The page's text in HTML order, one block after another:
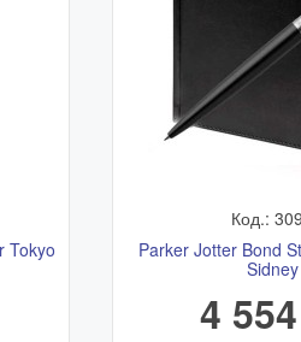
Tokyo
Код.:
Parker Jotter Bond
Sidney
4 554